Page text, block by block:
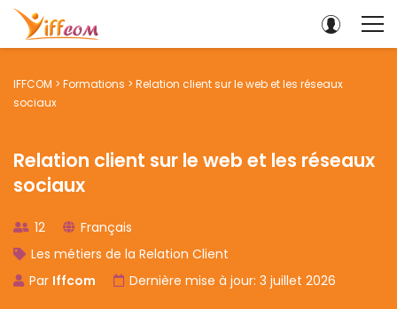
IFFCOM > Formations > Relation client sur le web et les réseaux
sociaux
Relation client sur le web et les réseaux
sociaux
12
Français
Les métiers de la Relation Client
Par Iffcom Dernière mise à jour: 3 juillet 2026